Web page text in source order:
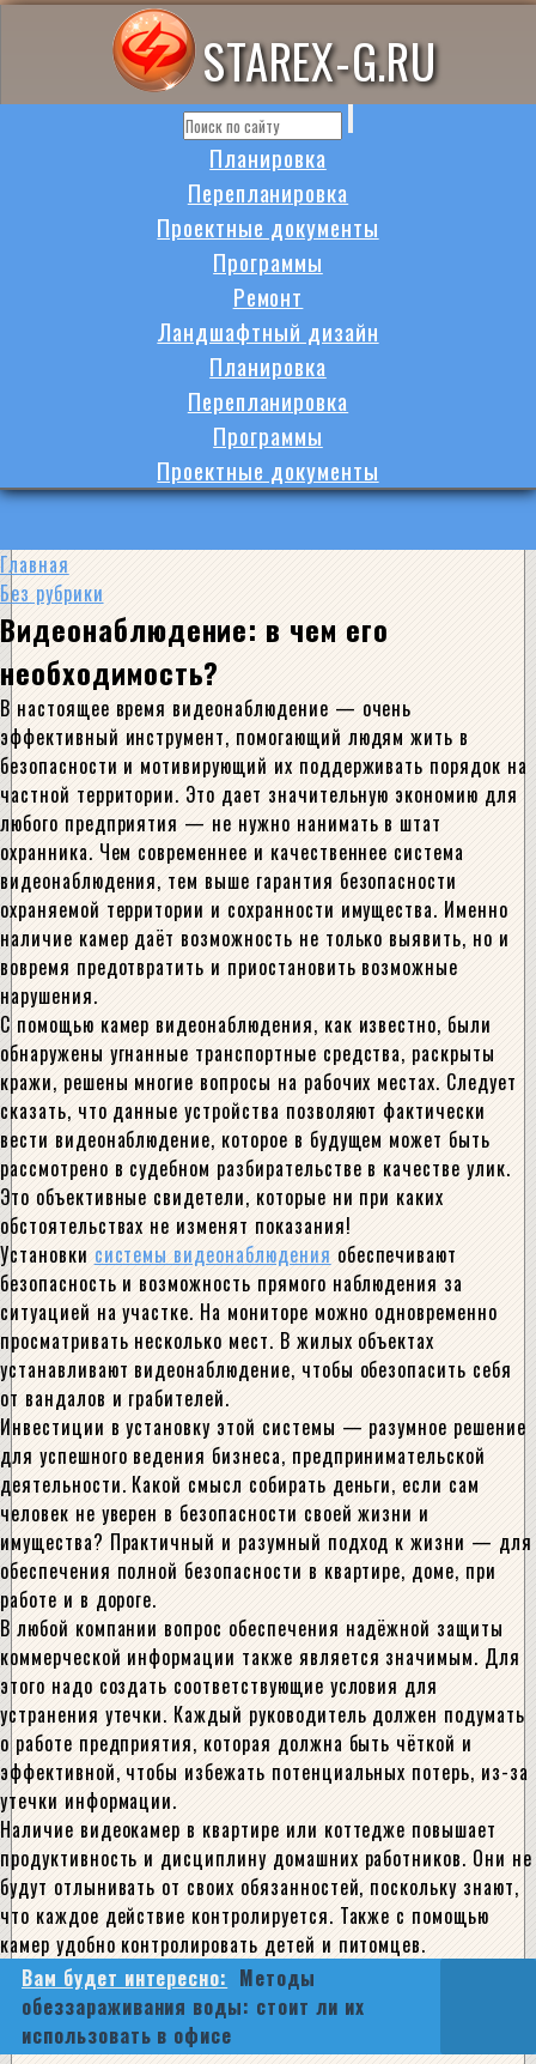
STAREX-G.RU
Планировка
Перепланировка
Проектные документы
Программы
Ремонт
Ландшафтный дизайн
Планировка
Перепланировка
Программы
Проектные документы
Главная
Без рубрики
Видеонаблюдение: в чем его
необходимость?
В настоящее время видеонаблюдение — очень
эффективный инструмент, помогающий людям жить в
безопасности и мотивирующий их поддерживать порядок на
частной территории. Это дает значительную экономию для
любого предприятия — не нужно нанимать в штат
охранника. Чем современнее и качественнее система
видеонаблюдения, тем выше гарантия безопасности
охраняемой территории и сохранности имущества. Именно
наличие камер даёт возможность не только выявить, но и
вовремя предотвратить и приостановить возможные
нарушения.
С помощью камер видеонаблюдения, как известно, были
обнаружены угнанные транспортные средства, раскрыты
кражи, решены многие вопросы на рабочих местах. Следует
сказать, что данные устройства позволяют фактически
вести видеонаблюдение, которое в будущем может быть
рассмотрено в судебном разбирательстве в качестве улик.
Это объективные свидетели, которые ни при каких
обстоятельствах не изменят показания!
Установки системы видеонаблюдения обеспечивают
безопасность и возможность прямого наблюдения за
ситуацией на участке. На мониторе можно одновременно
просматривать несколько мест. В жилых объектах
устанавливают видеонаблюдение, чтобы обезопасить себя
от вандалов и грабителей.
Инвестиции в установку этой системы — разумное решение
для успешного ведения бизнеса, предпринимательской
деятельности. Какой смысл собирать деньги, если сам
человек не уверен в безопасности своей жизни и
имущества? Практичный и разумный подход к жизни — для
обеспечения полной безопасности в квартире, доме, при
работе и в дороге.
В любой компании вопрос обеспечения надёжной защиты
коммерческой информации также является значимым. Для
этого надо создать соответствующие условия для
устранения утечки. Каждый руководитель должен подумать
о работе предприятия, которая должна быть чёткой и
эффективной, чтобы избежать потенциальных потерь, из-за
утечки информации.
Наличие видеокамер в квартире или коттедже повышает
продуктивность и дисциплину домашних работников. Они не
будут отлынивать от своих обязанностей, поскольку знают,
что каждое действие контролируется. Также с помощью
камер удобно контролировать детей и питомцев.
Вам будет интересно: Методы
обеззараживания воды: стоит ли их
использовать в офисе